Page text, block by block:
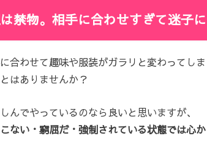
禁物。相手に合わせすぎて迷子
合わせて趣味や服装がガラリと変わってしま
はありませんか？
んでやっているのなら良いと思いますが、
ない・窮屈だ・強制されている状態では心か